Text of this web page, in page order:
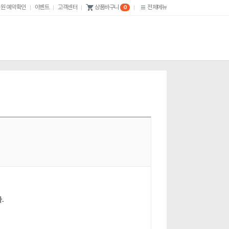
예약확인 이벤트 고객센터 상품바구니 0 전체메뉴
.